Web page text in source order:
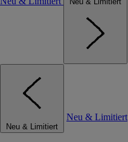
Neu & Limitiert
Neu & Limitiert